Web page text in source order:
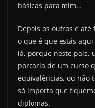
básicas para mim…
Depois os outros e até
o que é que estás aqui
lá, porque neste país,
porcaria de um curso
equivalências, ou não
só importa que
diplomas.